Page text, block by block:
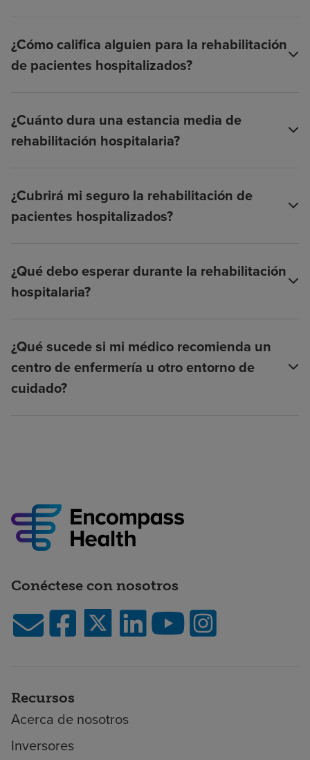
¿Cómo califica alguien para la rehabilitación
de pacientes hospitalizados?
¿Cuánto dura una estancia media de
rehabilitación hospitalaria?
¿Cubrirá mi seguro la rehabilitación de
pacientes hospitalizados?
¿Qué debo esperar durante la rehabilitación
hospitalaria?
¿Qué sucede si mi médico recomienda un
centro de enfermería u otro entorno de
cuidado?
Conéctese con nosotros
Recursos
Acerca de nosotros
Inversores